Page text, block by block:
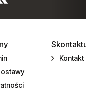
Kontakt